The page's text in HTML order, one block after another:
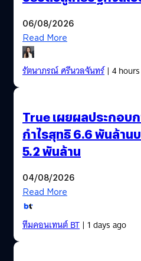
06/08/2026
Read More
รัตนาภรณ์ ศรีนวลจันทร์| 4
True เผยผลประกอบ
กำไรสุทธิ 6.6 พันล้าน
5.2 พันล้าน
04/08/2026
Read More
ทีมคอนเทนต์ BT| 1 days ago